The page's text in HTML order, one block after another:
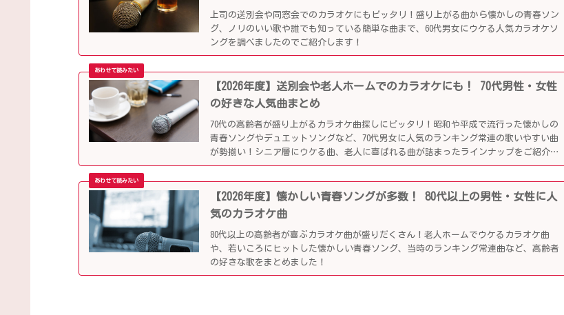
上司の送別会や同窓会でのカラオケにもピッタリ！盛り上がる曲から懐かしの青春ソン
グ、ノリのいい歌や誰でも知っている簡単な曲まで、60代男女にウケる人気カラオケソ
ングを調べましたのでご紹介します！
【2026年度】送別会や老人ホームでのカラオケにも！ 70代男性・女性
の好きな人気曲まとめ
70代の高齢者が盛り上がるカラオケ曲探しにピッタリ！昭和や平成で流行った懐かしの
青春ソングやデュエットソングなど、70代男女に人気のランキング常連の歌いやすい曲
が勢揃い！シニア層にウケる曲、老人に喜ばれる曲が詰まったラインナップをご紹介し
ます。
【2026年度】懐かしい青春ソングが多数！ 80代以上の男性・女性に人
気のカラオケ曲
80代以上の高齢者が喜ぶカラオケ曲が盛りだくさん！老人ホームでウケるカラオケ曲
や、若いころにヒットした懐かしい青春ソング、当時のランキング常連曲など、高齢者
の好きな歌をまとめました！